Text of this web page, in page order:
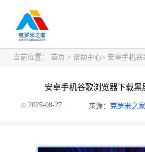
当前位置： 首页 > 帮助中心> 安卓手机谷歌
安卓手机谷歌浏览器下载黑
2025-08-27 来源： 克罗米之